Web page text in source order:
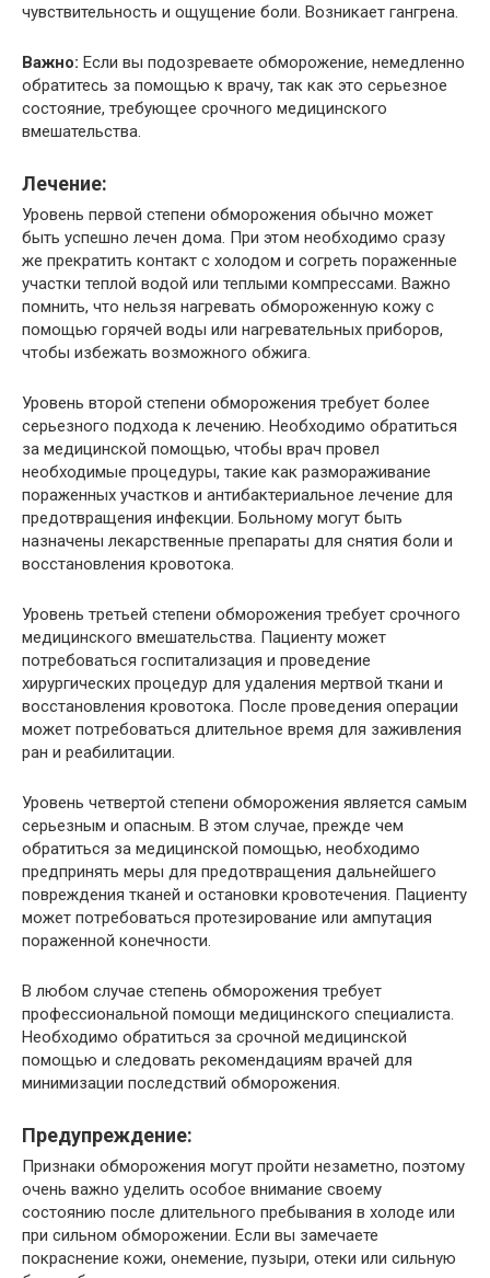
чувствительность и ощущение боли. Возникает гангрена.
Важно: Если вы подозреваете обморожение, немедленно
обратитесь за помощью к врачу, так как это серьезное
состояние, требующее срочного медицинского
вмешательства.
Лечение:
Уровень первой степени обморожения обычно может
быть успешно лечен дома. При этом необходимо сразу
же прекратить контакт с холодом и согреть пораженные
участки теплой водой или теплыми компрессами. Важно
помнить, что нельзя нагревать обмороженную кожу с
помощью горячей воды или нагревательных приборов,
чтобы избежать возможного обжига.
Уровень второй степени обморожения требует более
серьезного подхода к лечению. Необходимо обратиться
за медицинской помощью, чтобы врач провел
необходимые процедуры, такие как размораживание
пораженных участков и антибактериальное лечение для
предотвращения инфекции. Больному могут быть
назначены лекарственные препараты для снятия боли и
восстановления кровотока.
Уровень третьей степени обморожения требует срочного
медицинского вмешательства. Пациенту может
потребоваться госпитализация и проведение
хирургических процедур для удаления мертвой ткани и
восстановления кровотока. После проведения операции
может потребоваться длительное время для заживления
ран и реабилитации.
Уровень четвертой степени обморожения является самым
серьезным и опасным. В этом случае, прежде чем
обратиться за медицинской помощью, необходимо
предпринять меры для предотвращения дальнейшего
повреждения тканей и остановки кровотечения. Пациенту
может потребоваться протезирование или ампутация
пораженной конечности.
В любом случае степень обморожения требует
профессиональной помощи медицинского специалиста.
Необходимо обратиться за срочной медицинской
помощью и следовать рекомендациям врачей для
минимизации последствий обморожения.
Предупреждение:
Признаки обморожения могут пройти незаметно, поэтому
очень важно уделить особое внимание своему
состоянию после длительного пребывания в холоде или
при сильном обморожении. Если вы замечаете
покраснение кожи, онемение, пузыри, отеки или сильную